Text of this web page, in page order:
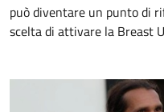
può diventare un punto di
scelta di attivare la Breast